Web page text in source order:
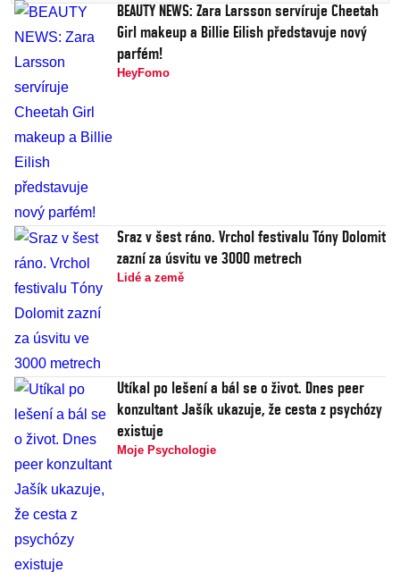
BEAUTY NEWS: Zara Larsson servíruje Cheetah
Girl makeup a Billie Eilish představuje nový
parfém!
HeyFomo
Sraz v šest ráno. Vrchol festivalu Tóny Dolomit
zazní za úsvitu ve 3000 metrech
Lidé a země
Utíkal po lešení a bál se o život. Dnes peer
konzultant Jašík ukazuje, že cesta z psychózy
existuje
Moje Psychologie